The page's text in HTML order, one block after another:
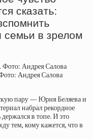
сказать:
семьи в зрелом
Андрея Салова
пару — Юрия Беляева и
набрал рекордное
в топе. И это
тем, кому кажется, что в